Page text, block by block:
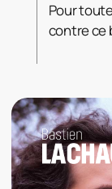
Pour
contre ce